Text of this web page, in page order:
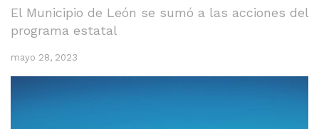
El Municipio de León se sumó a las acciones del
programa estatal
mayo 28, 2023